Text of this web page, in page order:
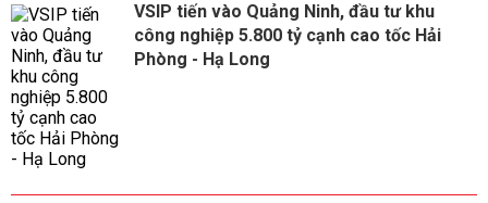
VSIP tiến vào Quảng Ninh, đầu tư khu
công nghiệp 5.800 tỷ cạnh cao tốc Hải
Phòng - Hạ Long